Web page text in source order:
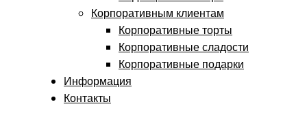
Корпоративным клиентам
Корпоративные торты
Корпоративные сладости
Корпоративные подарки
Информация
Контакты